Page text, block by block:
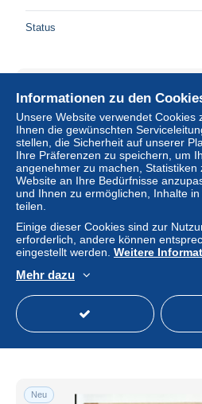
Status
CPA - Militaria - Mailly-le-
±
Neu
Informationen zu den
Unsere Website verwendet Cookies
Ihnen die gewünschten
stellen, die Sicherheit auf unserer
Ihre Präferenzen zu speichern, um
angenehmer zu machen,
Website an Ihre Bedürfnisse
und Ihnen zu ermöglichen, Inhalte
teilen.
Einige dieser Cookies sind zur
erforderlich, andere können
eingestellt werden. Weitere
Mehr dazu